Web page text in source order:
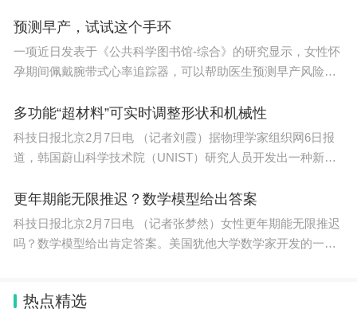
正落地，造福每个人的超级引擎。
预测早产，试试这个手环
一项近日发表于《公共科学图书馆-综合》的研究显示，女性怀
孕期间佩戴腕带式心率追踪器，可以帮助医生预测早产风险。
多功能“超材料”可实时调整形状和机械性
科技日报北京2月7日电 （记者刘霞）据物理学家组织网6日报
道，韩国蔚山科学技术院（UNIST）研究人员开发出一种新型
更年期能无限推迟？数学模型给出答案
科技日报北京2月7日电 （记者张梦然）女性更年期能无限推迟
吗？数学模型给出肯定答案。美国犹他大学数学家开发的一种
热点精选